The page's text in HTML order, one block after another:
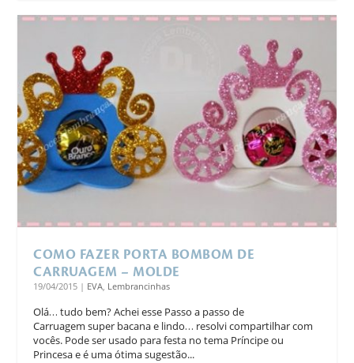
COMO FAZER PORTA BOMBOM DE
CARRUAGEM – MOLDE
19/04/2015 | EVA, Lembrancinhas
Olá… tudo bem? Achei esse Passo a passo de
Carruagem super bacana e lindo… resolvi compartilhar com
vocês. Pode ser usado para festa no tema Príncipe ou
Princesa e é uma ótima sugestão...